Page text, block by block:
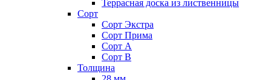
Террасная доска из лиственницы
Сорт
Сорт Экстра
Сорт Прима
Сорт А
Сорт В
Толщина